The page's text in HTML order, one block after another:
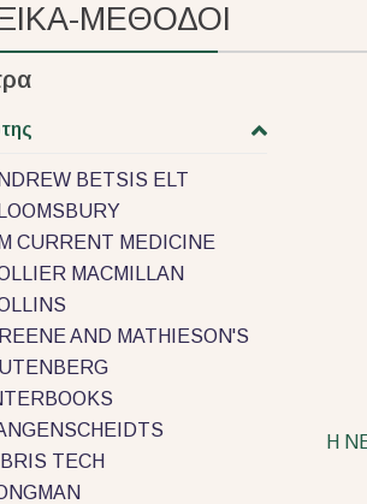
ΜΕΘΟΔΟΙ
BETSIS ELT
CURRENT MEDICINE
MACMILLAN
AND MATHIESON'S
TECH
Η